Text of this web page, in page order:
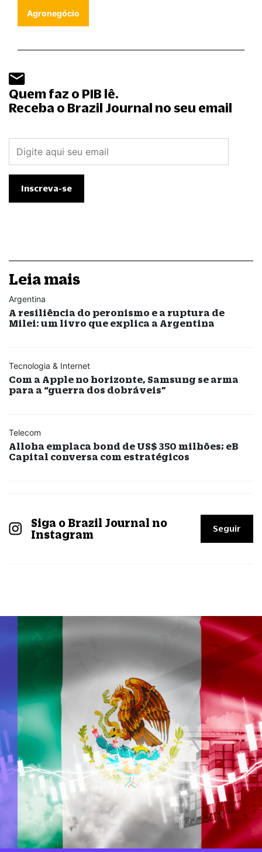
Agronegócio
Quem faz o PIB lê.
Receba o Brazil Journal no seu email
Leia mais
Argentina
A resiliência do peronismo e a ruptura de
Milei: um livro que explica a Argentina
Tecnologia & Internet
Com a Apple no horizonte, Samsung se arma
para a “guerra dos dobráveis”
Telecom
Alloha emplaca bond de US$ 350 milhões; eB
Capital conversa com estratégicos
Siga o Brazil Journal no
Instagram
Seguir